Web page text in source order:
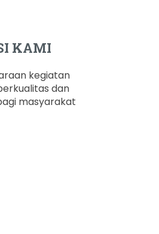
KAMI
kegiatan
dan
masyarakat